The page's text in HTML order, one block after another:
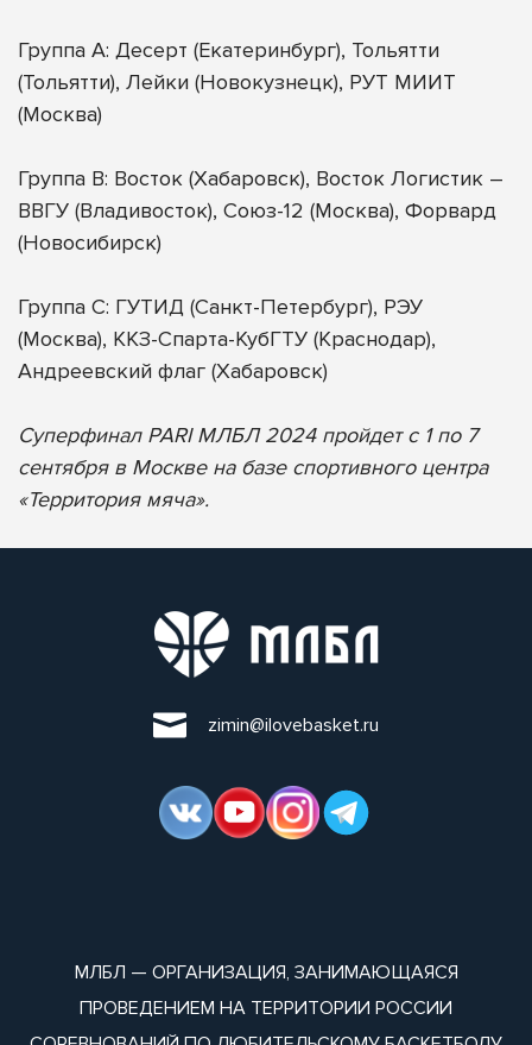
Группа A: Десерт (Екатеринбург), Тольятти
(Тольятти), Лейки (Новокузнецк), РУТ МИИТ
(Москва)
Группа B: Восток (Хабаровск), Восток Логистик –
ВВГУ (Владивосток), Союз-12 (Москва), Форвард
(Новосибирск)
Группа C: ГУТИД (Санкт-Петербург), РЭУ
(Москва), ККЗ-Спарта-КубГТУ (Краснодар),
Андреевский флаг (Хабаровск)
Суперфинал PARI МЛБЛ 2024 пройдет с 1 по 7
сентября в Москве на базе спортивного центра
«Территория мяча».
zimin@ilovebasket.ru
МЛБЛ — ОРГАНИЗАЦИЯ, ЗАНИМАЮЩАЯСЯ
ПРОВЕДЕНИЕМ НА ТЕРРИТОРИИ РОССИИ